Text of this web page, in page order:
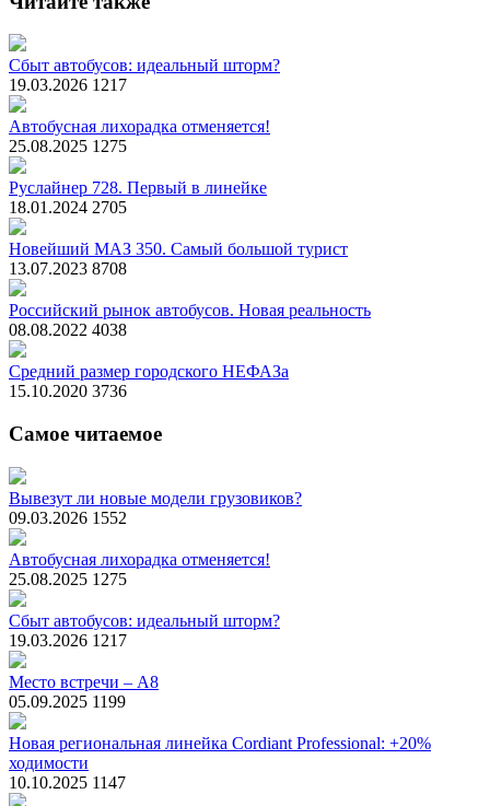
Сбыт автобусов: идеальный шторм?
19.03.2026 1217
Автобусная лихорадка отменяется!
25.08.2025 1275
Руслайнер 728. Первый в линейке
18.01.2024 2705
Новейший МАЗ 350. Самый большой турист
13.07.2023 8708
Российский рынок автобусов. Новая реальность
08.08.2022 4038
Средний размер городского НЕФАЗа
15.10.2020 3736
Самое читаемое
Вывезут ли новые модели грузовиков?
09.03.2026 1552
Автобусная лихорадка отменяется!
25.08.2025 1275
Сбыт автобусов: идеальный шторм?
19.03.2026 1217
Место встречи – А8
05.09.2025 1199
Новая региональная линейка Cordiant Professional: +20%
ходимости
10.10.2025 1147